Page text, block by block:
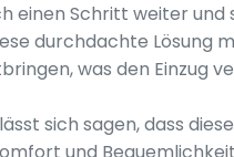
einen Schritt weiter
durchdachte Lösung
was den Einzug
sich sagen, dass